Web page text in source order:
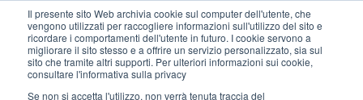
Il presente sito Web archivia cookie sul computer dell'utente, che
vengono utilizzati per raccogliere informazioni sull'utilizzo del sito e
ricordare i comportamenti dell'utente in futuro. I cookie servono a
migliorare il sito stesso e a offrire un servizio personalizzato, sia sul
sito che tramite altri supporti. Per ulteriori informazioni sui cookie,
consultare l'informativa sulla privacy
Se non si accetta l'utilizzo, non verrà tenuta traccia del
AMARO BOMBA CARTA